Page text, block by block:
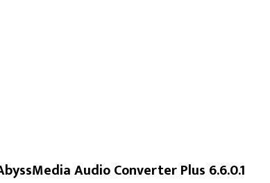
Audio Converter Plus 6.6.0.1